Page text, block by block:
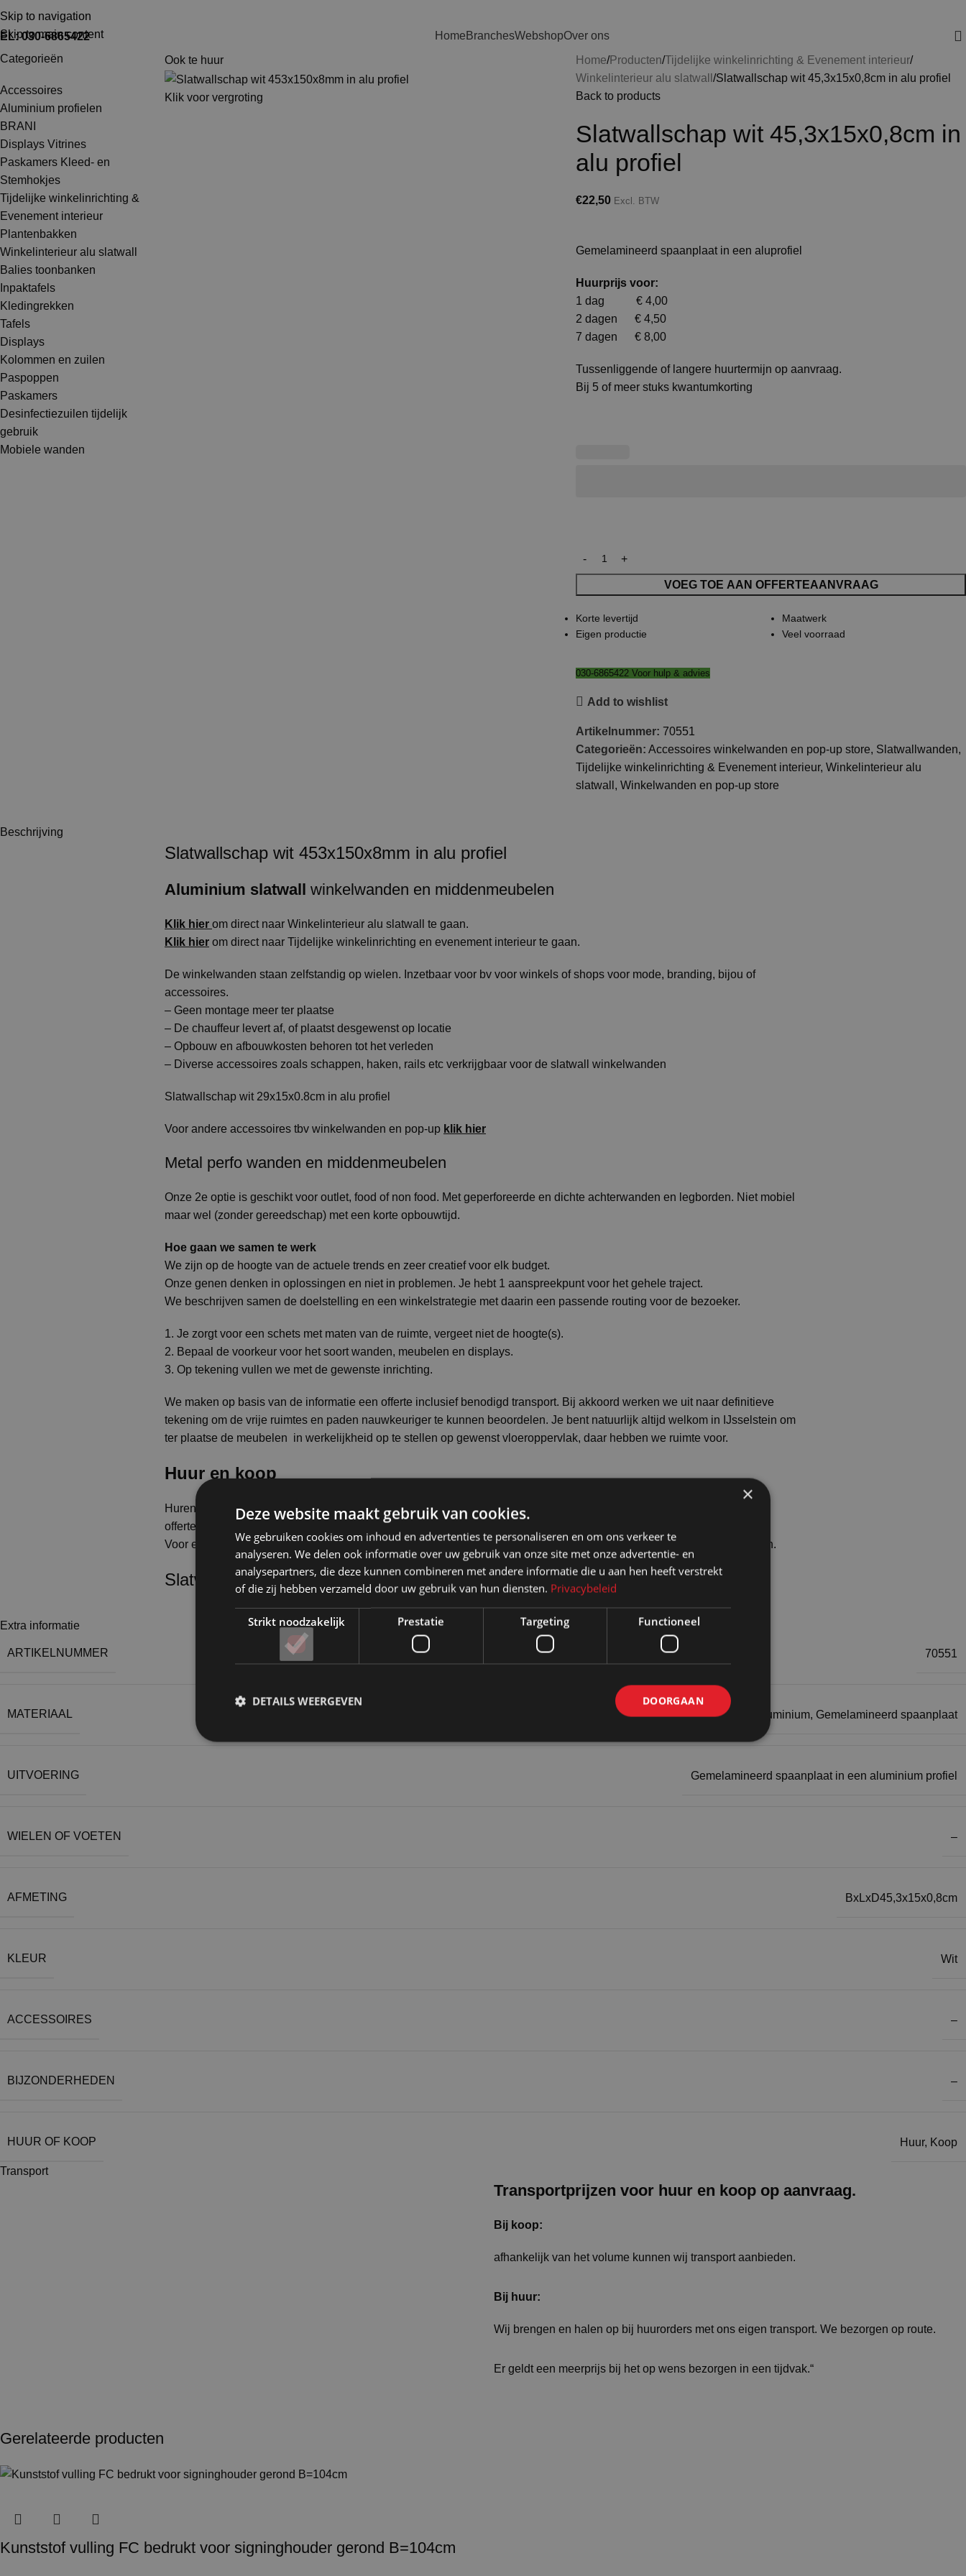
Skip to navigation
Skip to main content
TEL: 030-6865422
030-6865422 Home BranchesWebshopOver ons
Categorieën
Accessoires
Aluminium profielen
BRANI
Displays Vitrines
Paskamers Kleed- en
Stemhokjes
Tijdelijke winkelinrichting &
Evenement interieur
Plantenbakken
Winkelinterieur alu slatwall
Balies toonbanken
Inpaktafels
Kledingrekken
Tafels
Displays
Kolommen en zuilen
Paspoppen
Paskamers
Desinfectiezuilen tijdelijk
gebruik
Mobiele wanden
Ook te huur
Klik voor vergroting
Home Producten Tijdelijke winkelinrichting & Evenement interieur
Winkelinterieur alu slatwall Slatwallschap wit 45,3x15x0,8cm in alu profiel
Back to products
Slatwallschap wit 45,3x15x0,8cm in
alu profiel
€22,50 Excl. BTW
Gemelamineerd spaanplaat in een aluprofiel
Huurprijs voor:
1 dag € 4,00
2 dagen € 4,50
7 dagen € 8,00
Tussenliggende of langere huurtermijn op aanvraag.
Bij 5 of meer stuks kwantumkorting
VOEG TOE AAN OFFERTEAANVRAAG
Korte levertijd
Eigen productie
Maatwerk
Veel voorraad
030-6865422 Voor hulp & advies
Add to wishlist
Artikelnummer: 70551
Categorieën: Accessoires winkelwanden en pop-up store, Slatwallwanden,
Tijdelijke winkelinrichting & Evenement interieur, Winkelinterieur alu
slatwall , Winkelwanden en pop-up store
Beschrijving
Slatwallschap wit 453x150x8mm in alu profiel
Aluminium slatwall winkelwanden en middenmeubelen
Klik hier om direct naar Winkelinterieur alu slatwall te gaan.
Klik hier om direct naar Tijdelijke winkelinrichting en evenement interieur te gaan.
De winkelwanden staan zelfstandig op wielen. Inzetbaar voor bv voor winkels of shops voor mode, branding, bijou of
accessoires.
– Geen montage meer ter plaatse
– De chauffeur levert af, of plaatst desgewenst op locatie
– Opbouw en afbouwkosten behoren tot het verleden
– Diverse accessoires zoals schappen, haken, rails etc verkrijgbaar voor de slatwall winkelwanden
Slatwallschap wit 29x15x0.8cm in alu profiel
Voor andere accessoires tbv winkelwanden en pop-up klik hier
Metal perfo wanden en middenmeubelen
Onze 2e optie is geschikt voor outlet, food of non food. Met geperforeerde en dichte achterwanden en legborden. Niet mobiel
maar wel (zonder gereedschap) met een korte opbouwtijd.
Hoe gaan we samen te werk
We zijn op de hoogte van de actuele trends en zeer creatief voor elk budget.
Onze genen denken in oplossingen en niet in problemen. Je hebt 1 aanspreekpunt voor het gehele traject.
We beschrijven samen de doelstelling en een winkelstrategie met daarin een passende routing voor de bezoeker.
1. Je zorgt voor een schets met maten van de ruimte, vergeet niet de hoogte(s).
2. Bepaal de voorkeur voor het soort wanden, meubelen en displays.
3. Op tekening vullen we met de gewenste inrichting.
We maken op basis van de informatie een offerte inclusief benodigd transport. Bij akkoord werken we uit naar definitieve
tekening om de vrije ruimtes en paden nauwkeuriger te kunnen beoordelen. Je bent natuurlijk altijd welkom in IJsselstein om
ter plaatse de meubelen in werkelijkheid op te stellen op gewenst vloeroppervlak, daar hebben we ruimte voor.
Huur en koop
Huren is aanzienlijk voordeliger voor een langere periode en voor grotere aantallen! Neem contact met ons op voor een
offerte op maat.
Voor evenementen, beurzen, tentoonstellingen, exposities etc met meer dan 50 meter wand hanteren we lagere tarieven.
Slatwallschap wit 453x150x8mm in alu profiel
Extra informatie
ARTIKELNUMMER 70551
MATERIAAL Aluminium, Gemelamineerd spaanplaat
UITVOERING Gemelamineerd spaanplaat in een aluminium profiel
WIELEN OF VOETEN –
AFMETING BxLxD45,3x15x0,8cm
KLEUR Wit
ACCESSOIRES –
BIJZONDERHEDEN –
HUUR OF KOOP Huur, Koop
Transport
Transportprijzen voor huur en koop op aanvraag.
Bij koop:
afhankelijk van het volume kunnen wij transport aanbieden.
Bij huur:
Wij brengen en halen op bij huurorders met ons eigen transport. We bezorgen op route.
Er geldt een meerprijs bij het op wens bezorgen in een tijdvak.“
Gerelateerde producten
Kunststof vulling FC bedrukt voor signinghouder gerond B=104cm
×
Deze website maakt gebruik van cookies.
We gebruiken cookies om inhoud en advertenties te personaliseren en om ons verkeer te
analyseren. We delen ook informatie over uw gebruik van onze site met onze advertentie- en
analysepartners, die deze kunnen combineren met andere informatie die u aan hen heeft verstrekt
of die zij hebben verzameld door uw gebruik van hun diensten. Privacybeleid
Strikt noodzakelijk Prestatie Targeting Functioneel
DOORGAAN
DETAILS WEERGEVEN